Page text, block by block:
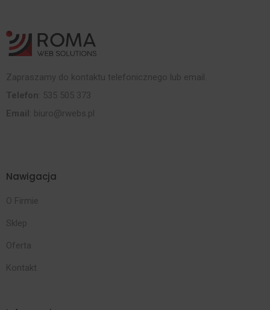
Zapraszamy do kontaktu telefonicznego lub email.
Telefon : 535 505 373
Email
biuro@rwebs.pl
Nawigacja
O Firmie
Sklep
Oferta
Kontakt